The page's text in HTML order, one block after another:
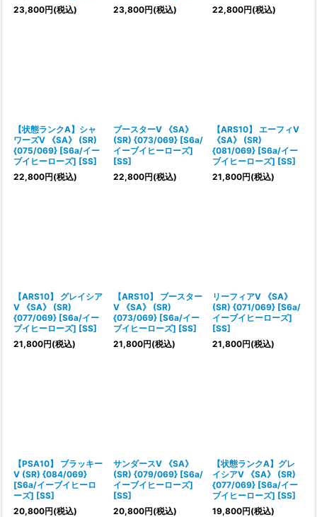
23,800円(税込)
23,800円(税込)
22,800円(税込)
【状態ランクA】シャ
ワーズV 《SA》 (SR)
{075/069} [S6a/イー
ブイヒーローズ] [SS]
22,800円(税込)
ブースターV 《SA》
(SR) {073/069} [S6a/
イーブイヒーローズ]
[SS]
22,800円(税込)
【ARS10】 エーフィV
《SA》 (SR)
{081/069} [S6a/イー
ブイヒーローズ] [SS]
21,800円(税込)
【ARS10】 グレイシア
V 《SA》 (SR)
{077/069} [S6a/イー
ブイヒーローズ] [SS]
21,800円(税込)
【ARS10】 ブースター
V 《SA》 (SR)
{073/069} [S6a/イー
ブイヒーローズ] [SS]
21,800円(税込)
リーフィアV 《SA》
(SR) {071/069} [S6a/
イーブイヒーローズ]
[SS]
21,800円(税込)
【PSA10】 ブラッキー
V (SR) {084/069}
[S6a/イーブイヒーロ
ーズ] [SS]
20,800円(税込)
サンダースV 《SA》
(SR) {079/069} [S6a/
イーブイヒーローズ]
[SS]
20,800円(税込)
【状態ランクA】グレ
イシアV 《SA》 (SR)
{077/069} [S6a/イー
ブイヒーローズ] [SS]
19,800円(税込)